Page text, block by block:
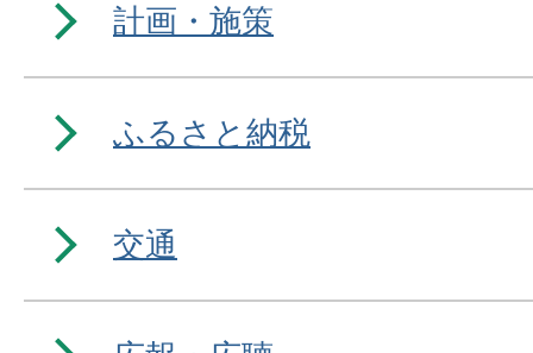
計画・施策
ふるさと納税
交通